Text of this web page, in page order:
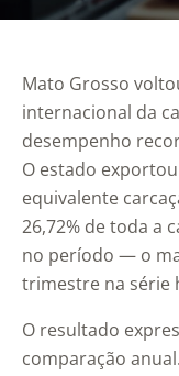
Mato Grosso
internacional da
desempenho
O estado
equivalente
26,72% de toda a
no período — o
trimestre na série
O resultado
comparação